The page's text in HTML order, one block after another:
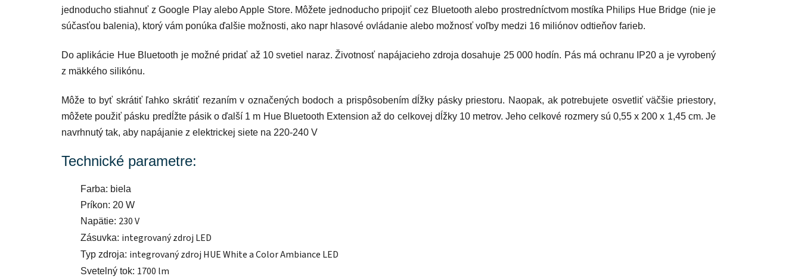
jednoducho stiahnuť z Google Play alebo Apple Store. Môžete jednoducho pripojiť cez Bluetooth alebo prostredníctvom mostíka Philips Hue Bridge (nie je
súčasťou balenia), ktorý vám ponúka ďalšie možnosti, ako napr hlasové ovládanie alebo možnosť voľby medzi 16 miliónov odtieňov farieb.
Do aplikácie Hue Bluetooth je možné pridať až 10 svetiel naraz.Životnosť napájacieho zdroja dosahuje 25 000 hodín. Pás má ochranu IP20 a je vyrobený
z mäkkého silikónu.
Môže to byť skrátiťľahko skrátiť rezaním v označených bodoch a prispôsobením dĺžky pásky priestoru. Naopak, ak potrebujete osvetliť väčšie priestory,
môžete použiť pásku predĺžte pásik o ďalší 1 m Hue Bluetooth Extension až do celkovej dĺžky 10 metrov. Jeho celkové rozmery sú 0,55 x 200 x 1,45 cm. Je
navrhnutý tak, aby napájanie z elektrickej siete na 220-240 V
Technické parametre:
Farba: biela
Príkon: 20 W
Napätie: 230 V
Zásuvka: integrovaný zdroj LED
Typ zdroja: integrovaný zdroj HUE White a Color Ambiance LED
Svetelný tok: 1700 lm